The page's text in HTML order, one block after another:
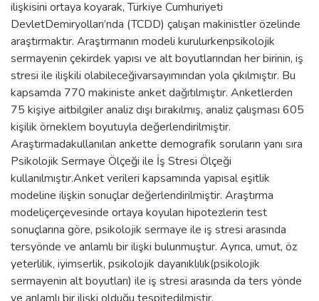
ilişkisini ortaya koyarak, Türkiye Cumhuriyeti
DevletDemiryolları’nda (TCDD) çalışan makinistler özelinde
araştırmaktır. Araştırmanın modeli kurulurkenpsikolojik
sermayenin çekirdek yapısı ve alt boyutlarından her birinin, iş
stresi ile ilişkili olabileceğivarsayımından yola çıkılmıştır. Bu
kapsamda 770 makiniste anket dağıtılmıştır. Anketlerden
75 kişiye aitbilgiler analiz dışı bırakılmış, analiz çalışması 605
kişilik örneklem boyutuyla değerlendirilmiştir.
Araştırmadakullanılan ankette demografik soruların yanı sıra
Psikolojik Sermaye Ölçeği ile İş Stresi Ölçeği
kullanılmıştır.Anket verileri kapsamında yapısal eşitlik
modeline ilişkin sonuçlar değerlendirilmiştir. Araştırma
modeliçerçevesinde ortaya koyulan hipotezlerin test
sonuçlarına göre, psikolojik sermaye ile iş stresi arasında
tersyönde ve anlamlı bir ilişki bulunmuştur. Ayrıca, umut, öz
yeterlilik, iyimserlik, psikolojik dayanıklılık(psikolojik
sermayenin alt boyutları) ile iş stresi arasında da ters yönde